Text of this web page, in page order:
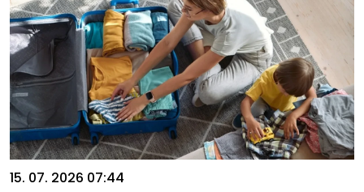
15. 07. 2026 07:44